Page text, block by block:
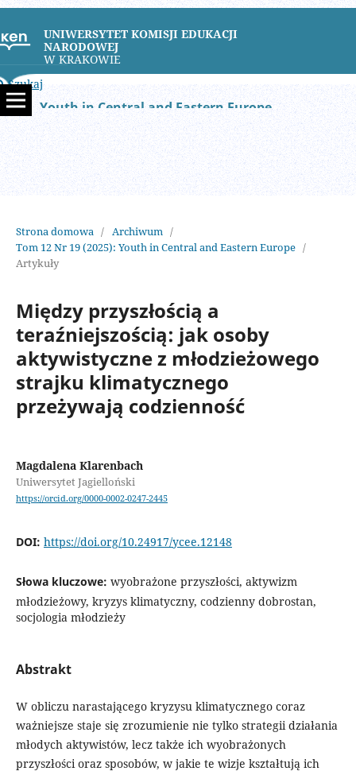
UNIWERSYTET KOMISJI EDUKACJI
NARODOWEJ
W KRAKOWIE
Szukaj
Youth in Central and Eastern Europe
Strona domowa / Archiwum /
Tom 12 Nr 19 (2025): Youth in Central and Eastern Europe /
Artykuły
Między przyszłością a
teraźniejszością: jak osoby
aktywistyczne z młodzieżowego
strajku klimatycznego
przeżywają codzienność
Magdalena Klarenbach
Uniwersytet Jagielloński
https://orcid.org/0000-0002-0247-2445
DOI: https://doi.org/10.24917/ycee.12148
Słowa kluczowe: wyobrażone przyszłości, aktywizm
młodzieżowy, kryzys klimatyczny, codzienny dobrostan,
socjologia młodzieży
Abstrakt
W obliczu narastającego kryzysu klimatycznego coraz
ważniejsze staje się zrozumienie nie tylko strategii działania
młodych aktywistów, lecz także ich wyobrażonych
przyszłości oraz sposobów, w jakie te wizje kształtują ich